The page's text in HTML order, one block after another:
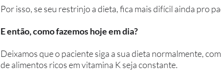
Por isso, se seu restrinjo a dieta, fica mais difícil ainda pro
E então, como fazemos hoje em dia?
Deixamos que o paciente siga a sua dieta normalmente,
de alimentos ricos em vitamina K seja constante.